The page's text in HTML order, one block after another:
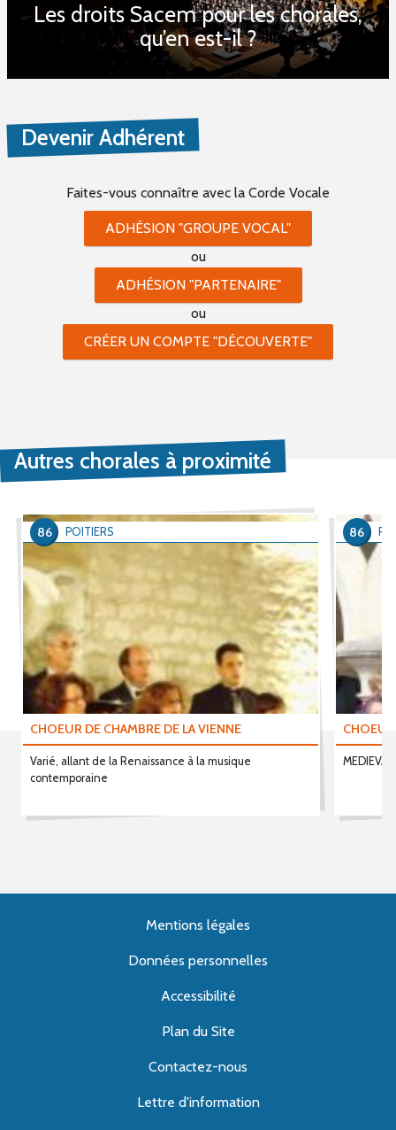
Les droits Sacem pour les chorales,
qu’en est-il ?
Devenir Adhérent
Faites-vous connaître avec la Corde Vocale
ADHÉSION "GROUPE VOCAL"
ou
ADHÉSION "PARTENAIRE"
ou
CRÉER UN COMPTE "DÉCOUVERTE"
Autres chorales à proximité
CHOEUR DE CHAMBRE DE LA VIENNE
Varié, allant de la Renaissance à la musique
contemporaine
POITIERS
86 86
Mentions légales
Données personnelles
Accessibilité
Plan du Site
Contactez-nous
Lettre d'information